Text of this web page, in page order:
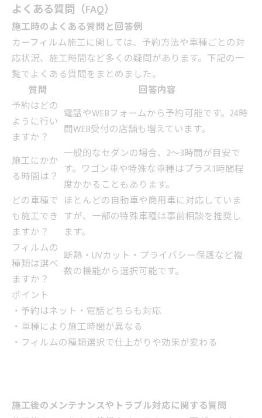
よくある質問（FAQ）
施工時のよくある質問と回答例
カーフィルム施工に関しては、予約方法や車種ごとの対
応状況、施工時間など多くの疑問があります。下記の一
覧でよくある質問をまとめました。
質問
回答内容
予約はどの
ように行い
ますか？
電話やWEBフォームから予約可能です。24時
間WEB受付の店舗も増えています。
施工にかか
る時間は？
一般的なセダンの場合、2〜3時間が目安で
す。ワゴン車や特殊な車種はプラス1時間程
度かかることもあります。
どの車種で
も施工でき
ますか？
ほとんどの自動車や商用車に対応していま
すが、一部の特殊車種は事前相談を推奨し
ます。
フィルムの
種類は選べ
ますか？
断熱・UVカット・プライバシー保護など複
数の機能から選択可能です。
ポイント
・予約はネット・電話どちらも対応
・車種により施工時間が異なる
・フィルムの種類選択で仕上がりや効果が変わる
施工後のメンテナンスやトラブル対応に関する質問